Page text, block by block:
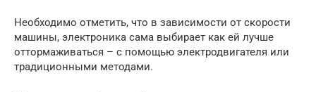
Необходимо отметить, что в зависимости от скорости
машины, электроника сама выбирает как ей лучше
оттормаживаться – с помощью электродвигателя или
традиционными методами.